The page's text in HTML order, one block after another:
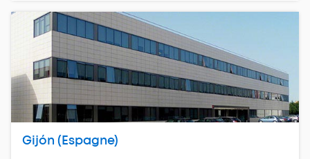
Gijón (Espagne)